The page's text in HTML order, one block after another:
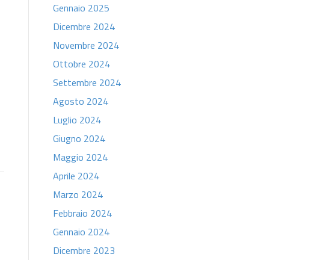
Gennaio 2025
Dicembre 2024
Novembre 2024
Ottobre 2024
Settembre 2024
Agosto 2024
Luglio 2024
Giugno 2024
Maggio 2024
Aprile 2024
Marzo 2024
Febbraio 2024
Gennaio 2024
Dicembre 2023